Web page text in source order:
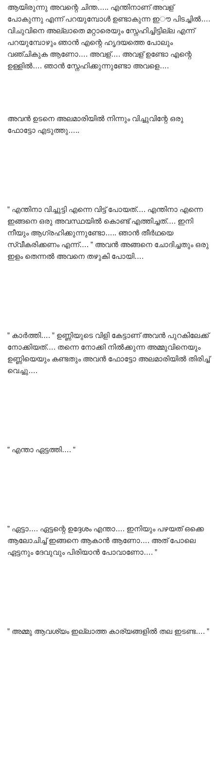
ആയിരുന്നു അവന്റെ ചിന്ത….. എന്തിനാണ് അവള്
പോകുന്നു എന്ന് പറയുമ്പോൾ ഉണ്ടാകുന്ന ഇൗ പിടച്ചിൽ….
വിചുവിനെ അല്ലാതെ മറ്റാരെയും സ്നേഹിച്ചിട്ടില്ല എന്ന്
പറയുമ്പോഴും ഞാൻ എന്റെ ഹൃദയത്തെ പോലും
വഞ്ചികുക ആണോ…. അവള്…. അവള് ഉണ്ടോ എന്റെ
ഉള്ളിൽ…. ഞാൻ സ്നേഹിക്കുന്നുണ്ടോ അവളെ….
അവൻ ഉടനെ അലമാരിയിൽ നിന്നും വിച്ചുവിന്റേ ഒരു
ഫോട്ടോ എടുത്തു…..
” എന്തിനാ വിച്ചുട്ടി എന്നെ വിട്ട് പോയത്…. എന്തിനാ എന്നെ
ഇങ്ങനെ ഒരു അവസ്ഥയിൽ കൊണ്ട് എത്തിച്ചത്…. ഇനി
നീയും ആഗ്രഹിക്കുന്നുണ്ടോ….. ഞാൻ തീർഥയെ
സ്വീകരിക്കണം എന്ന്…. ” അവൻ അങ്ങനെ ചോദിച്ചതും ഒരു
ഇളം തെന്നൽ അവനെ തഴുകി പോയി….
” കാർത്തി…. ” ഉണ്ണിയുടെ വിളി കേട്ടാണ് അവൻ പുറകിലേക്ക്
നോക്കിയത്…. തന്നെ നോക്കി നിൽക്കുന്ന അമ്മുവിനെയും
ഉണ്ണിയെയും കണ്ടതും അവൻ ഫോട്ടോ അലമാരിയിൽ തിരിച്ച്
വെച്ചു….
” എന്താ ഏട്ടത്തി…. ”
” ഏട്ടാ…. ഏട്ടന്റെ ഉദ്ദേശം എന്താ…. ഇനിയും പഴയത് ഒക്കെ
ആലോചിച്ച് ഇങ്ങനെ ആകാൻ ആണോ…. അത് പോലെ
ഏട്ടനും ദേവുവും പിരിയാൻ പോവാണോ…. ”
” അമ്മു ആവശ്യം ഇല്ലാത്ത കാര്യങ്ങളിൽ തല ഇടണ്ട…. ”